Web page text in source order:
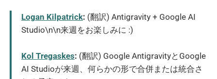
Logan Kilpatrick: (翻訳) Antigravity + Google AI
Studio\n\n来週をお楽しみに :)
Kol Tregaskes: (翻訳) Google AntigravityとGoogle
AI Studioが来週、何らかの形で合併または統合さ